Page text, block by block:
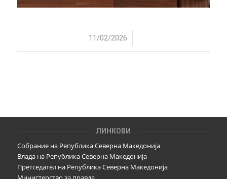
11/02/2026
/
ЛИНКОВИ
Собрание на Република Северна Македонија
Влада на Република Северна Македонија
Претседател на Република Северна Македонија